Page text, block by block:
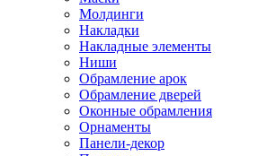
Молдинги
Накладки
Накладные элементы
Ниши
Обрамление арок
Обрамление дверей
Оконные обрамления
Орнаменты
Панели-декор